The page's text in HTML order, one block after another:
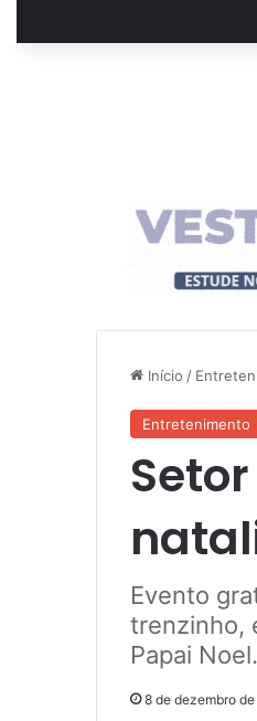
Início /
Entretenimento
Evento
trenzinho,
Papai
8 de dezembro de